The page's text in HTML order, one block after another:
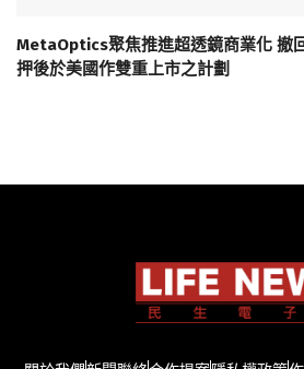
MetaOptics聚焦推進超透鏡商業化 撤
押後於美國作雙重上市之計劃